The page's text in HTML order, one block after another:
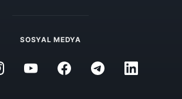
SOSYAL MEDYA